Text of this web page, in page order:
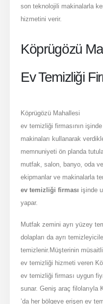
son teknolojili makinalarla
hizmetini verir.
Köprügözü
Ev Temizliği
Köprügözü Mahallesi
ev temizliği firmasının
makinaları kullanarak
memnuniyeti ön planda
mutfak, salon, banyo, oda
ekipmanlar ve makinalarla
ev temizliği firması işinde
yapar.
Mutfak zemini ayrı yüzey
dolapları da ayrı
temizlenir.Müşterinin
ev temizliği hizmeti veren
ev temizliği firması uygun
sunar. Geniş araç filolarıyla
’da her bölgeye erişen ev